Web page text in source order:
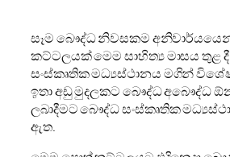
සෑම බෞද්ධ නිවසකම
කට්ටලයක් මෙම සාහිත්‍ය මාසය තුළ
සංස්කෘතික මධ්‍යස්ථානය මගින්
ඉතා අඩු මුදලකට බෞද්ධ අබෞද්ධ
ලබාදීමට බෞද්ධ සංස්කෘතික
ඇත.